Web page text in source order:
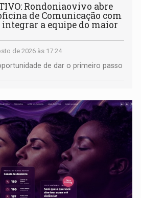
Rondoniaovivo abre
de Comunicação com
a equipe do maior
de 2026 às 17:24
de dar o primeiro passo